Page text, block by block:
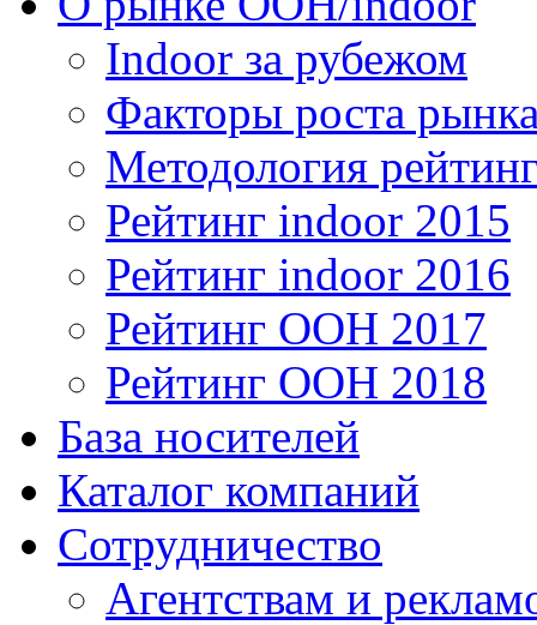
Indoor за рубежом
Факторы роста
Методология
Рейтинг indoor 2015
Рейтинг indoor 2016
Рейтинг OOH 2017
Рейтинг OOH 2018
База носителей
Каталог компаний
Сотрудничество
Агентствам и